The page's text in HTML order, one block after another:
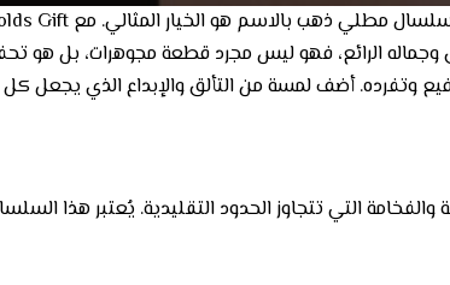
وجماله الرائع، فهو ليس مجرد قطعة مجوهرات، بل
أضف لمسة من التألق والإبداع الذي يجعل كل
التي تتجاوز الحدود التقليدية. يُعتبر هذا